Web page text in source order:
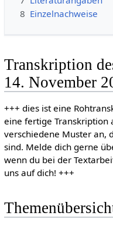
8 Einzelnachweise
Transkription
14. November
+++ dies ist eine
eine fertige Transkription
verschiedene Muster an,
sind. Melde dich gerne
wenn du bei der
uns auf dich! +++